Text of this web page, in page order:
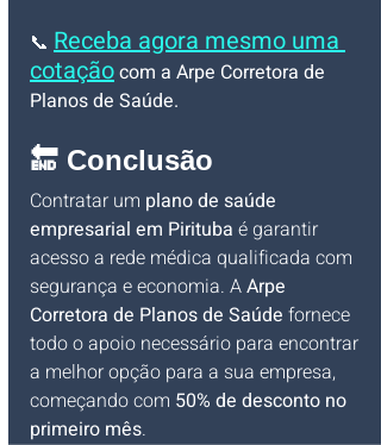
📞 Receba agora mesmo uma
cotação com a Arpe Corretora de
Planos de Saúde.
🔚 Conclusão
Contratar um plano de saúde
empresarial em Pirituba é garantir
acesso a rede médica qualificada com
segurança e economia. A Arpe
Corretora de Planos de Saúde fornece
todo o apoio necessário para encontrar
a melhor opção para a sua empresa,
começando com 50% de desconto no
primeiro mês.